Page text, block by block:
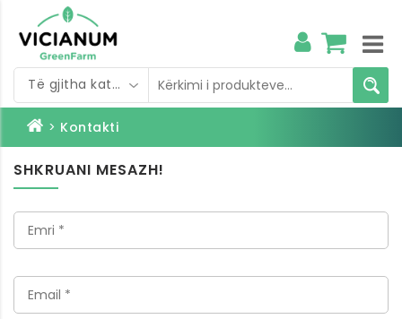
Të gjitha kategoritë
> Kontakti
SHKRUANI MESAZH!